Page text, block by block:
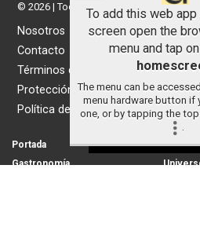
© 2026 | Todos los derechos
Nosotros
Contacto
Términos de uso
Protección de datos
Política de cookies
Portada
Gastronomía
To add this web
screen open the
menu and tap on
The menu can be
menu hardware button if
one, or by tapping the
.
Aviso sobre el
Utilizamos cookies
funcionamiento del
de cookies y como
Política de Privacidad
Aceptar